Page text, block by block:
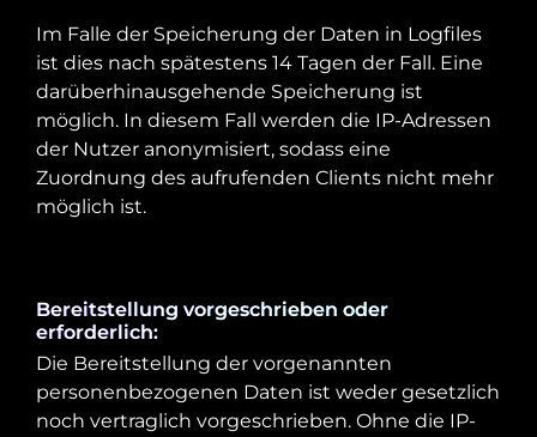
Im Falle der Speicherung der Daten in Logfiles
ist dies nach spätestens 14 Tagen der Fall. Eine
darüberhinausgehende Speicherung ist
möglich. In diesem Fall werden die IP-Adressen
der Nutzer anonymisiert, sodass eine
Zuordnung des aufrufenden Clients nicht mehr
möglich ist.
Bereitstellung vorgeschrieben oder
erforderlich:
Die Bereitstellung der vorgenannten
personenbezogenen Daten ist weder gesetzlich
noch vertraglich vorgeschrieben. Ohne die IP-